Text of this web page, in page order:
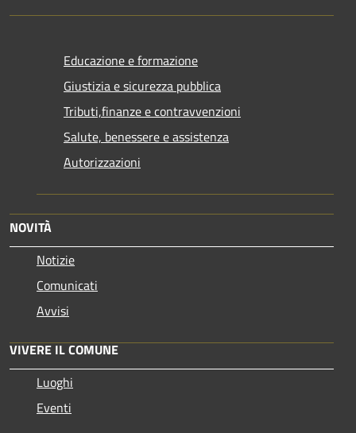
Educazione e formazione
Giustizia e sicurezza pubblica
Tributi,finanze e contravvenzioni
Salute, benessere e assistenza
Autorizzazioni
NOVITÀ
Notizie
Comunicati
Avvisi
VIVERE IL COMUNE
Luoghi
Eventi